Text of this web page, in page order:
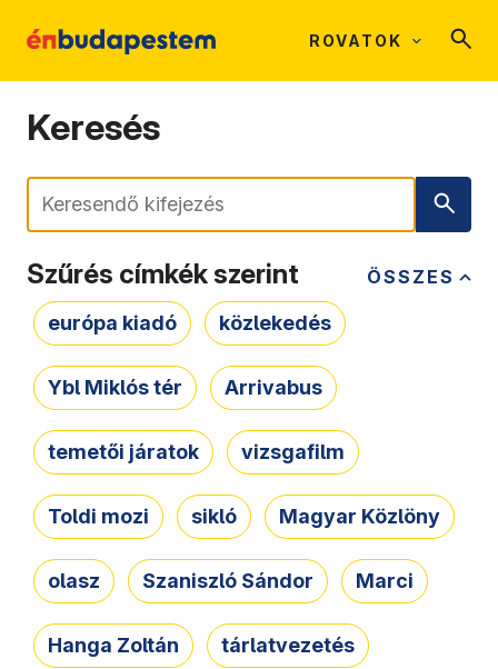
ROVATOK
Keresés
Keresés
ÖSSZES
Szűrés címkék szerint
európa kiadó közlekedés
Ybl Miklós tér Arrivabus
temetői járatok vizsgafilm
Toldi mozi sikló Magyar Közlöny
olasz Szaniszló Sándor Marci
Hanga Zoltán tárlatvezetés